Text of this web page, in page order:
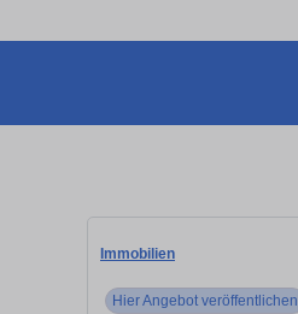
Immobilien
Hier Angebot veröffentlichen